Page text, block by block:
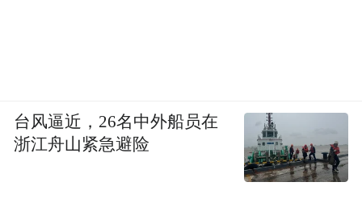
台风逼近，26名中外船员在
浙江舟山紧急避险